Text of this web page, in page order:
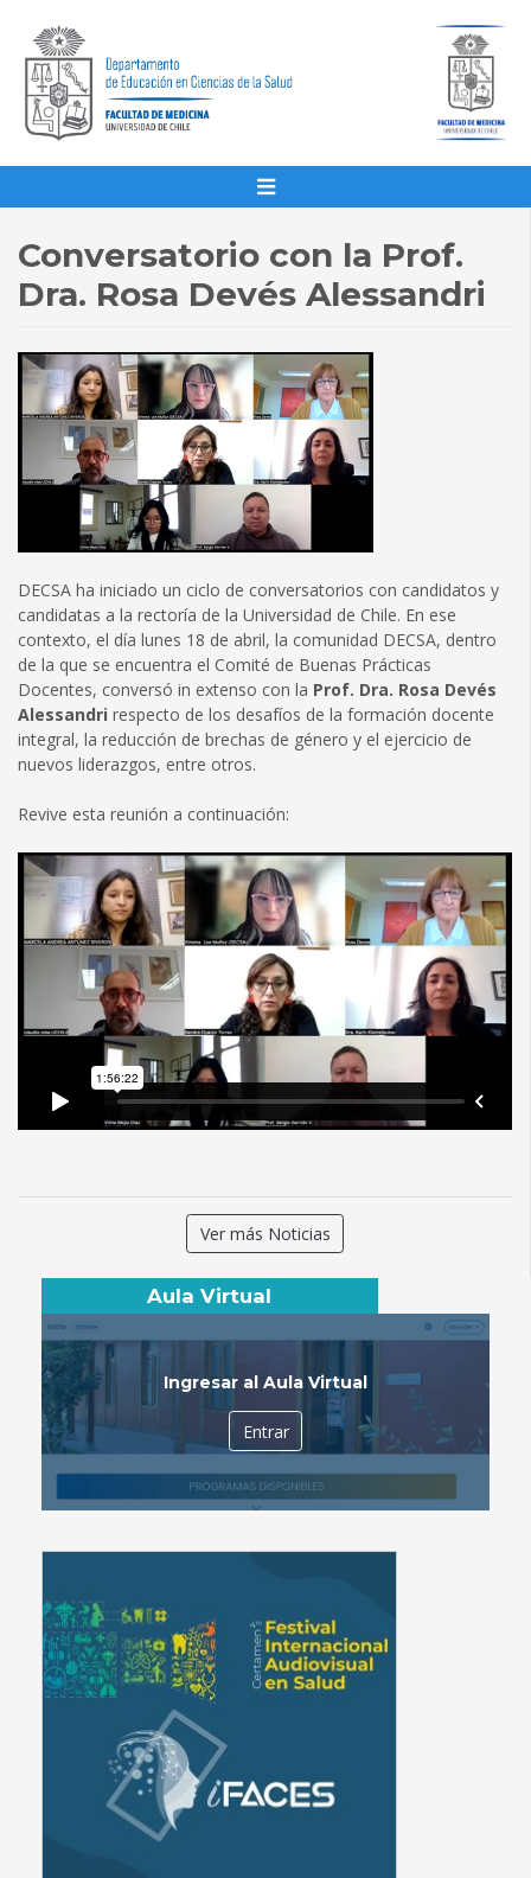
Conversatorio con la Prof.
Dra. Rosa Devés Alessandri
DECSA ha iniciado un ciclo de conversatorios con candidatos y
candidatas a la rectoría de la Universidad de Chile. En ese
contexto, el día lunes 18 de abril, la comunidad DECSA, dentro
de la que se encuentra el Comité de Buenas Prácticas
Docentes, conversó in extenso con la Prof. Dra. Rosa Devés
Alessandri respecto de los desafíos de la formación docente
integral, la reducción de brechas de género y el ejercicio de
nuevos liderazgos, entre otros.
Revive esta reunión a continuación:
Ver más Noticias
Aula Virtual
Ingresar al Aula Virtual
Entrar